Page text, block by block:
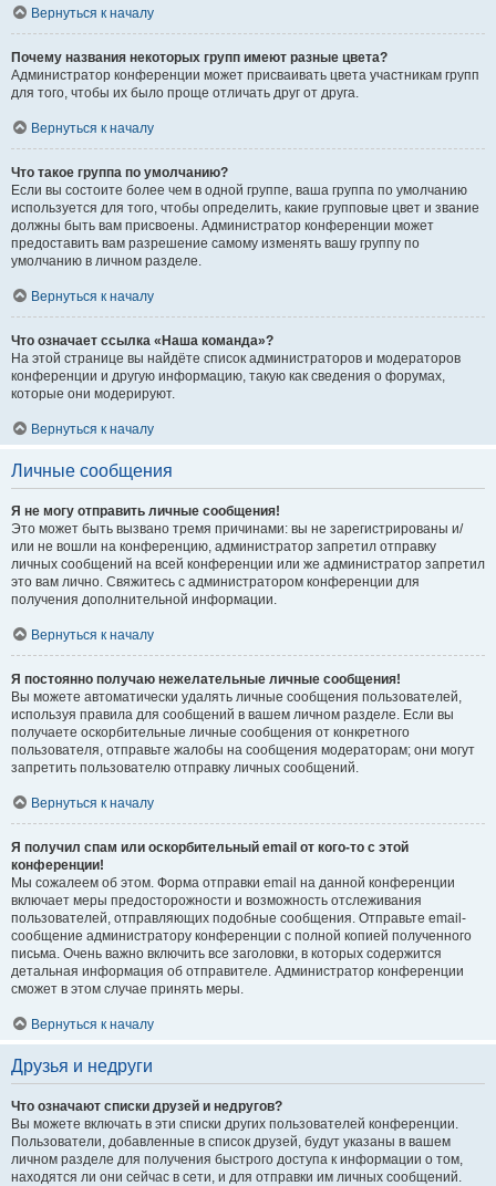
Вернуться к началу
Почему названия некоторых групп имеют разные цвета?
Администратор конференции может присваивать цвета участникам групп
для того, чтобы их было проще отличать друг от друга.
Вернуться к началу
Что такое группа по умолчанию?
Если вы состоите более чем в одной группе, ваша группа по умолчанию
используется для того, чтобы определить, какие групповые цвет и звание
должны быть вам присвоены. Администратор конференции может
предоставить вам разрешение самому изменять вашу группу по
умолчанию в личном разделе.
Вернуться к началу
Что означает ссылка «Наша команда»?
На этой странице вы найдёте список администраторов и модераторов
конференции и другую информацию, такую как сведения о форумах,
которые они модерируют.
Вернуться к началу
Личные сообщения
Я не могу отправить личные сообщения!
Это может быть вызвано тремя причинами: вы не зарегистрированы и/
или не вошли на конференцию, администратор запретил отправку
личных сообщений на всей конференции или же администратор запретил
это вам лично. Свяжитесь с администратором конференции для
получения дополнительной информации.
Вернуться к началу
Я постоянно получаю нежелательные личные сообщения!
Вы можете автоматически удалять личные сообщения пользователей,
используя правила для сообщений в вашем личном разделе. Если вы
получаете оскорбительные личные сообщения от конкретного
пользователя, отправьте жалобы на сообщения модераторам; они могут
запретить пользователю отправку личных сообщений.
Вернуться к началу
Я получил спам или оскорбительный email от кого-то с этой
конференции!
Мы сожалеем об этом. Форма отправки email на данной конференции
включает меры предосторожности и возможность отслеживания
пользователей, отправляющих подобные сообщения. Отправьте email-
сообщение администратору конференции с полной копией полученного
письма. Очень важно включить все заголовки, в которых содержится
детальная информация об отправителе. Администратор конференции
сможет в этом случае принять меры.
Вернуться к началу
Друзья и недруги
Что означают списки друзей и недругов?
Вы можете включать в эти списки других пользователей конференции.
Пользователи, добавленные в список друзей, будут указаны в вашем
личном разделе для получения быстрого доступа к информации о том,
находятся ли они сейчас в сети, и для отправки им личных сообщений.